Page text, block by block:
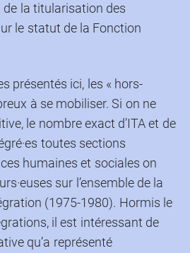
la titularisation des
le statut de la Fonction
présentés ici, les « hors-
à se mobiliser. Si on ne
le nombre exact d’ITA et de
toutes sections
humaines et sociales on
sur l’ensemble de la
(1975-1980). Hormis le
il est intéressant de
qu’a représenté